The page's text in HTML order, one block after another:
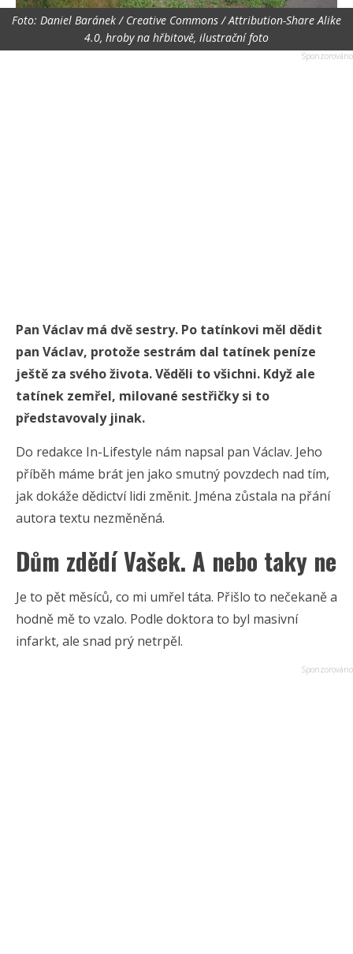
Foto: Daniel Baránek / Creative Commons / Attribution-Share Alike
4.0, hroby na hřbitově, ilustrační foto
Pan Václav má dvě sestry. Po tatínkovi měl dědit
pan Václav, protože sestrám dal tatínek peníze
ještě za svého života. Věděli to všichni. Když ale
tatínek zemřel, milované sestřičky si to
představovaly jinak.
Do redakce In-Lifestyle nám napsal pan Václav. Jeho
příběh máme brát jen jako smutný povzdech nad tím,
jak dokáže dědictví lidi změnit. Jména zůstala na přání
autora textu nezměněná.
Dům zdědí Vašek. A nebo taky ne
Je to pět měsíců, co mi umřel táta. Přišlo to nečekaně a
hodně mě to vzalo. Podle doktora to byl masivní
infarkt, ale snad prý netrpěl.